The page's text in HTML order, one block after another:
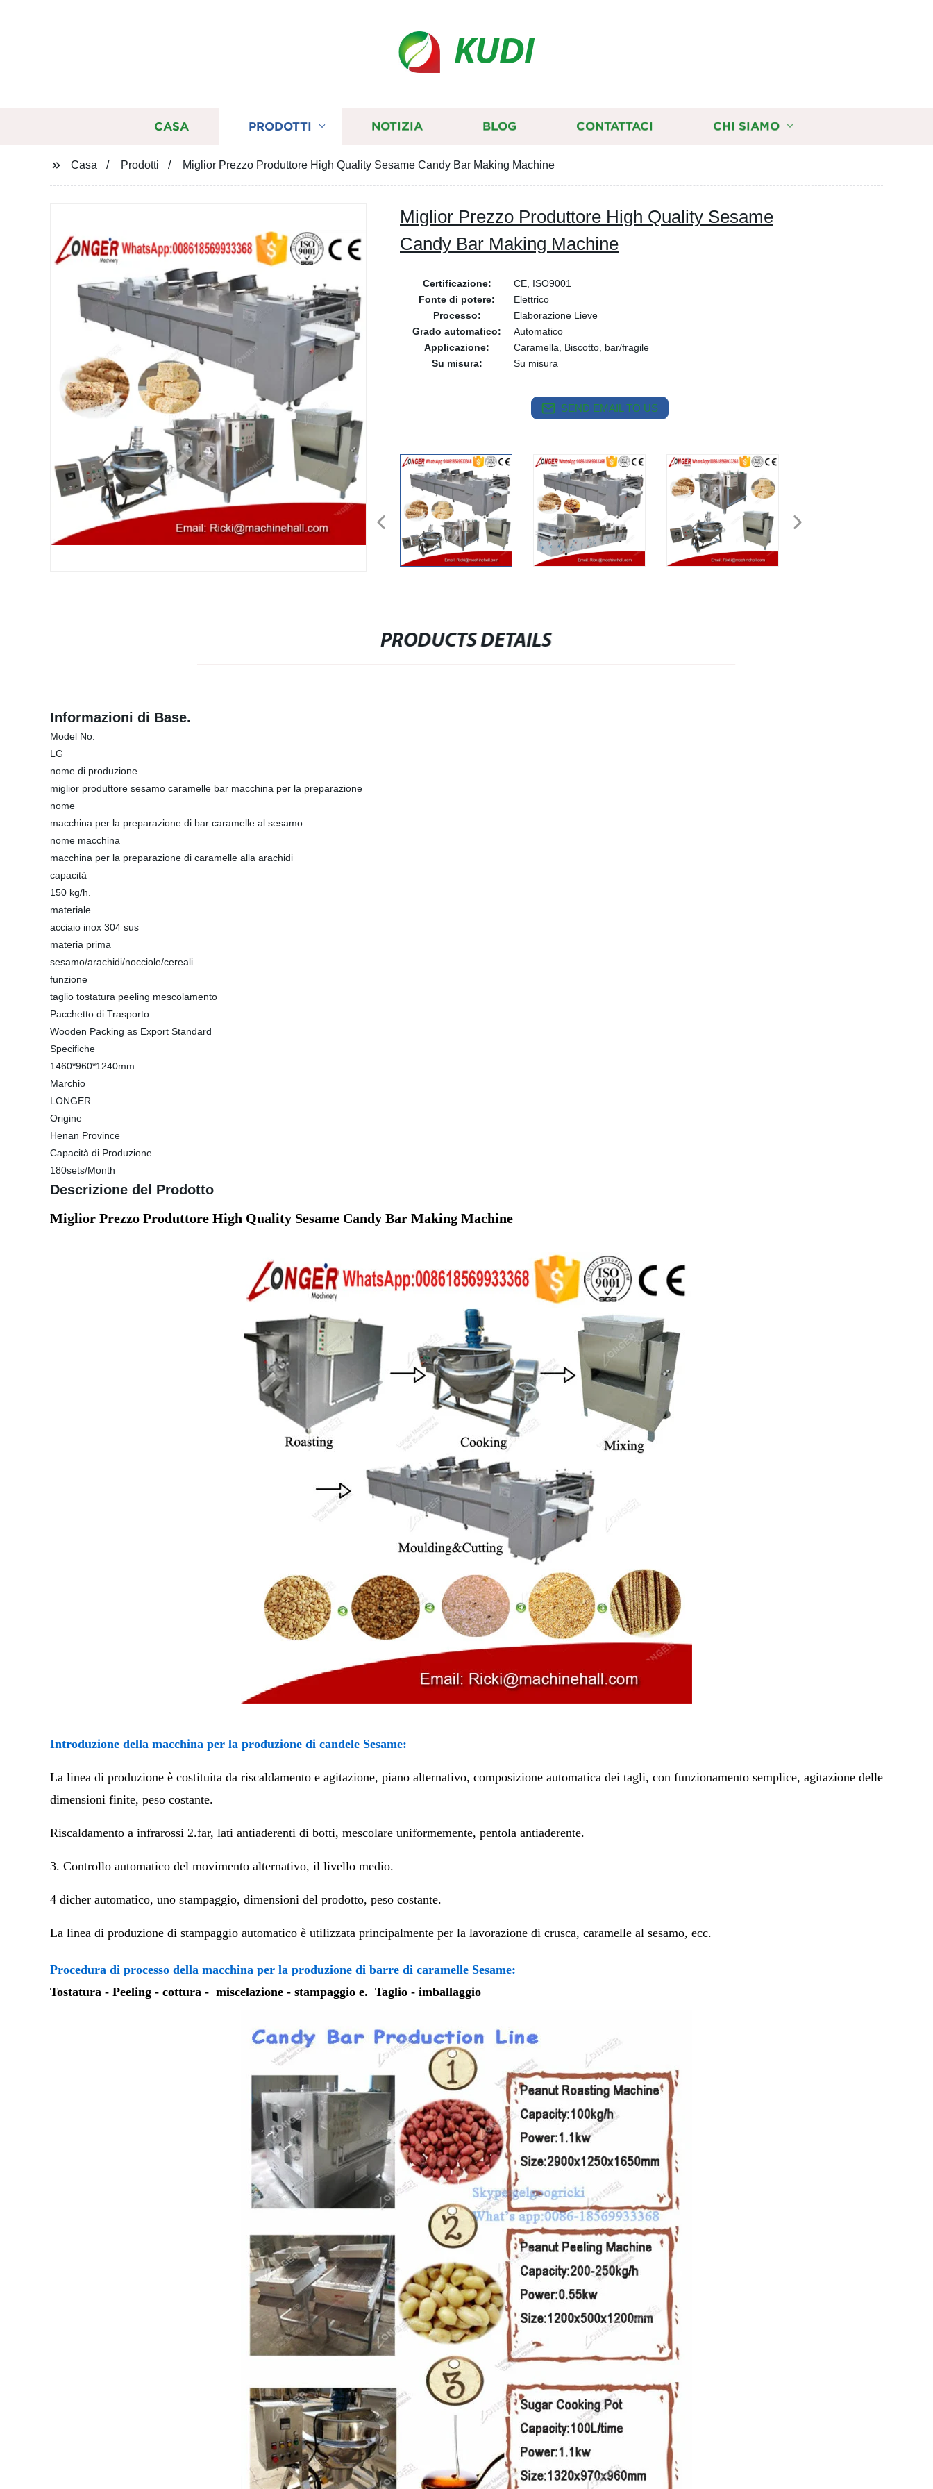
KUDI
CASA PRODOTTI NOTIZIA BLOG CONTATTACI CHI SIAMO
Casa Prodotti Miglior Prezzo Produttore High Quality Sesame Candy Bar Making Machine
Miglior Prezzo Produttore High Quality Sesame
Candy Bar Making Machine
Certificazione:
CE, ISO9001
Fonte di potere:
Elettrico
Processo:
Elaborazione Lieve
Grado automatico:
Automatico
Applicazione:
Caramella, Biscotto, bar/fragile
Su misura:
Su misura
SEND EMAIL TO US
PRODUCTS DETAILS
Informazioni di Base.
Model No.
LG
nome di produzione
miglior produttore sesamo caramelle bar macchina per la preparazione
nome
macchina per la preparazione di bar caramelle al sesamo
nome macchina
macchina per la preparazione di caramelle alla arachidi
capacità
150 kg/h.
materiale
acciaio inox 304 sus
materia prima
sesamo/arachidi/nocciole/cereali
funzione
taglio tostatura peeling mescolamento
Pacchetto di Trasporto
Wooden Packing as Export Standard
Specifiche
1460*960*1240mm
Marchio
LONGER
Origine
Henan Province
Capacità di Produzione
180sets/Month
Descrizione del Prodotto
Miglior Prezzo Produttore High Quality Sesame Candy Bar Making Machine
Introduzione della macchina per la produzione di candele Sesame:
La linea di produzione è costituita da riscaldamento e agitazione, piano alternativo, composizione automatica dei tagli, con funzionamento semplice, agitazione delle
dimensioni finite, peso costante.
Riscaldamento a infrarossi 2.far, lati antiaderenti di botti, mescolare uniformemente, pentola antiaderente.
3. Controllo automatico del movimento alternativo, il livello medio.
4 dicher automatico, uno stampaggio, dimensioni del prodotto, peso costante.
La linea di produzione di stampaggio automatico è utilizzata principalmente per la lavorazione di crusca, caramelle al sesamo, ecc.
Procedura di processo della macchina per la produzione di barre di caramelle Sesame:
Tostatura - Peeling - cottura - miscelazione - stampaggio e. Taglio - imballaggio